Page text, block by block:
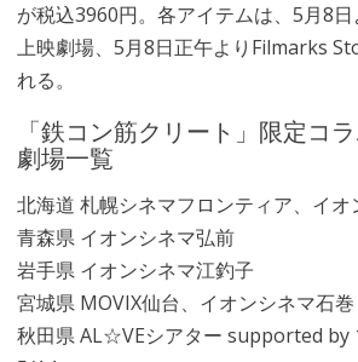
が税込3960円。各アイテムは、5月8日
上映劇場、5月8日正午よりFilmarks
れる。
「鉄コン筋クリート」限定コ
劇場一覧
北海道 札幌シネマフロンティア、イオ
青森県 イオンシネマ弘前
岩手県 イオンシネマ江釣子
宮城県 MOVIX仙台、イオンシネマ石巻
秋田県 AL☆VEシアター supported by